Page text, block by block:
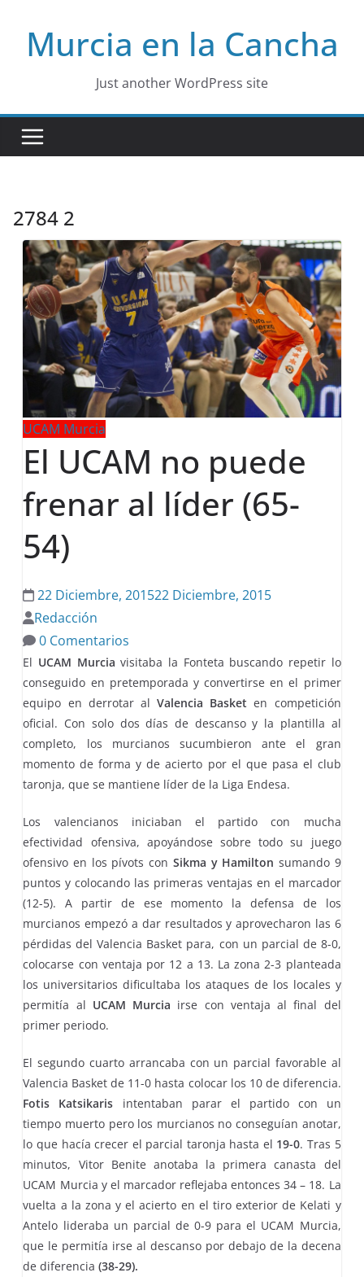
contentMurcia en la Cancha
Just another WordPress site
2784 2
UCAM Murcia
El UCAM no puede
frenar al líder (65-
54)
22 Diciembre, 201522 Diciembre, 2015
Redacción
0 Comentarios
El UCAM Murcia visitaba la Fonteta buscando repetir lo
conseguido en pretemporada y convertirse en el primer
equipo en derrotar alValencia Basket en competición
oficial. Con solo dos días de descanso y la plantilla al
completo, los murcianos sucumbieron ante el gran
momento de forma y de acierto por el que pasa el club
taronja, que se mantiene líder de la Liga Endesa.
Los valencianos iniciaban el partido con mucha
efectividad ofensiva, apoyándose sobre todo su juego
ofensivo en los pívots con Sikma y Hamilton sumando 9
puntos y colocando las primeras ventajas en el marcador
(12-5). A partir de ese momento la defensa de los
murcianos empezó a dar resultados y aprovecharon las 6
pérdidas del Valencia Basket para, con un parcial de 8-0,
colocarse con ventaja por 12 a 13. La zona 2-3 planteada
los universitarios dificultaba los ataques de los locales y
permitía al UCAM Murcia irse con ventaja al final del
primer periodo.
El segundo cuarto arrancaba con un parcial favorable al
Valencia Basket de 11-0 hasta colocar los 10 de diferencia.
Fotis Katsikaris intentaban parar el partido con un
tiempo muerto pero los murcianos no conseguían anotar,
lo que hacía crecer el parcial taronja hasta el 19-0. Tras 5
minutos, Vitor Benite anotaba la primera canasta del
UCAM Murcia y el marcador reflejaba entonces 34 – 18. La
vuelta a la zona y el acierto en el tiro exterior de Kelati y
Antelo lideraba un parcial de 0-9 para el UCAM Murcia,
que le permitía irse al descanso por debajo de la decena
de diferencia(38-29).